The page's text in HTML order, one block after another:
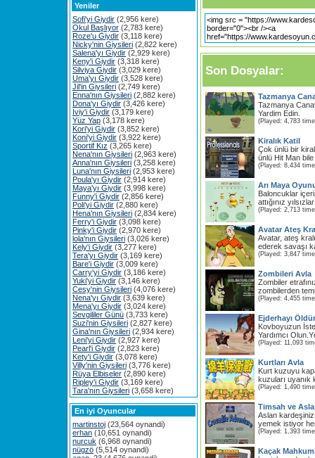
Yeniler
Sofi'yi Giydir (2,956 kere)
Okul Başlıyor (2,783 kere)
Roze'u Giydir (3,118 kere)
Nicky'nin Giysileri (2,822 kere)
Salena'yı Giydir (2,929 kere)
Keny'i Giydir (3,318 kere)
Silviya Giydir (3,029 kere)
Uma'yı Giydir (3,528 kere)
Jil'in Giysileri (2,749 kere)
Enna'nın Giysileri (2,882 kere)
Dona'yı Giydir (3,426 kere)
Iviy'i Giydir (3,179 kere)
Yüz Yap (3,178 kere)
Kori'yi Giydir (3,852 kere)
Koni'yi Giydir (3,922 kere)
Sportif Kız (3,265 kere)
Nena'nın Giysileri (2,963 kere)
Anna'nın Giysileri (3,258 kere)
Luna'nın Giysileri (2,953 kere)
Poula'yı Giydir (2,914 kere)
Maya'yı Giydir (3,998 kere)
Funny'i Giydir (2,856 kere)
Poli'yi Giydir (2,880 kere)
Hena'nın Giysileri (2,834 kere)
Ferry'i Giydir (3,098 kere)
Pinky'i Giydir (2,970 kere)
lola'nın Giysileri (3,026 kere)
Kely'i Giydir (3,277 kere)
Tera'yı Giydir (3,169 kere)
Bare'i Giydir (3,009 kere)
Carry'yi Giydir (3,186 kere)
Yuki'yi Giydir (3,146 kere)
Cesy'nin Giysileri (4,076 kere)
Nena'yı Giydir (3,639 kere)
Mena'yı Giydir (3,024 kere)
Sevgililer Günü (3,733 kere)
Suzi'nin Giysileri (2,827 kere)
Gina'nın Giysileri (2,934 kere)
Leni'yi Giydir (2,927 kere)
Pearl'i Giydir (2,823 kere)
Kety'i Giydir (3,078 kere)
Villy'nin Giysileri (3,776 kere)
Rüya Elbiseler (2,890 kere)
Ripley'i Giydir (3,169 kere)
Tara'nın Giysileri (3,658 kere)
En iyi Oyuncular
martinstoj (23,564 oynandi)
erhan (10,651 oynandi)
nurcuk (6,968 oynandi)
nügzö (5,514 oynandi)
Son Dosyalar:
Tazmanya
Tazmanya
Yardim Edin.
(Played: 4,783
Kiralık Katil
Çok ünlü bir
ünlü Hit Man
(Played: 8,434
Arı Maya
Baloncuklar
attığınız
(Played: 2,713
Avatar Ateş
Avatar, ateş
ederek savaşı
(Played: 3,847
Zombileri Avla
Zombiler
zombilerden
(Played: 4,455
Ejderhayı Öldür
Kovboyuzun
Yardımcı
(Played: 11,093
Kurtları Avla
Kurt kuzuyu
kuzuları
(Played: 1,490
Timsah ve
Aslan
yemek istiyor
(Played: 1,393
Kaçak